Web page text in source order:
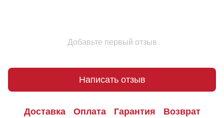
Добавьте первый отзыв
Написать отзыв
Доставка Оплата Гарантия Возврат